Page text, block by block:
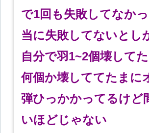
で1回も失敗してなか
当に失敗してないとし
自分で羽1~2個壊して
何個か壊しててたまに
弾ひっかかってるけど
いほどじゃない